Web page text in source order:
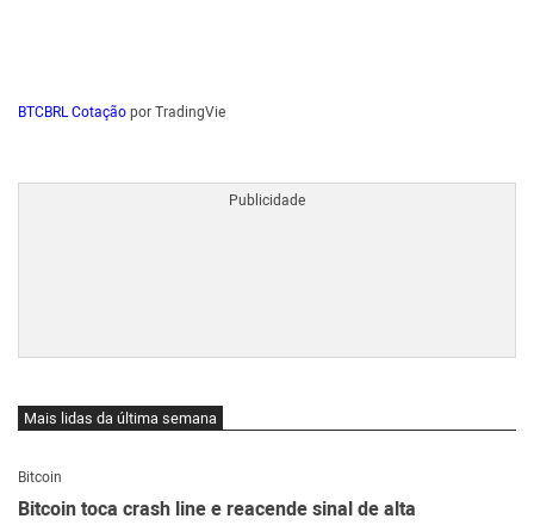
BTCBRL Cotaçãopor TradingVie
Mais lidas da última semana
Bitcoin
Bitcoin toca crash line e reacende sinal de alta